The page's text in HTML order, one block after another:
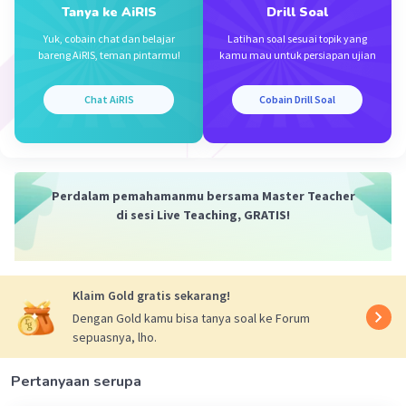
dan pendekatan yang berbeda dari generasi yang
Beri Rating·5.0( Balas
26 September 2024 03:59
Apa yang dimaksud dengan generasi
pascamileniel ?
Jawaban
1. Percaya pada user generated contet
3. Minat baca dengan cara konvensional rendah
Tanya ke AiRIS
Yuk, cobain chat dan belajar
bareng AiRIS, teman pintarmu!
Chat AiRIS
Drill Soal
Latihan soal sesuai topik yang
kamu mau untuk persiapan ujian
Cobain Drill Soal
Perdalam pemahamanmu bersama Master Teacher
di sesi Live Teaching, GRATIS!
Klaim Gold gratis sekarang!
Dengan Gold kamu bisa tanya soal ke Forum
sepuasnya, lho.
Pertanyaan serupa